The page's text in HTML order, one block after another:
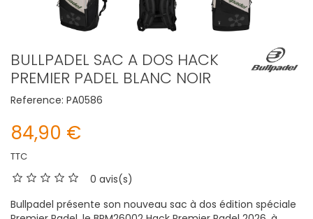
BULLPADEL SAC A DOS HACK
PREMIER PADEL BLANC NOIR
Reference: PA0586
84,90 €
TTC
0 avis(s)
Bullpadel présente son nouveau sac à dos édition spéciale